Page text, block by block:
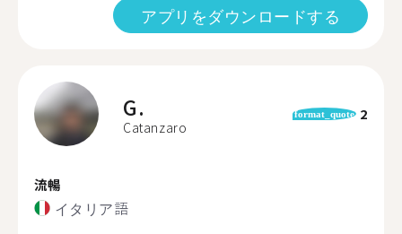
アプリをダウンロードする
G.
Catanzaro
format_quote 2
流暢
イタリア語